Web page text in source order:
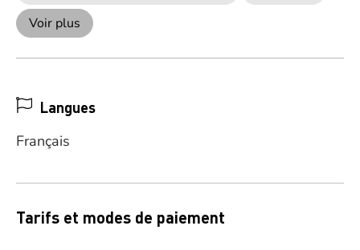
Voir plus
Langues
Français
Tarifs et modes de paiement